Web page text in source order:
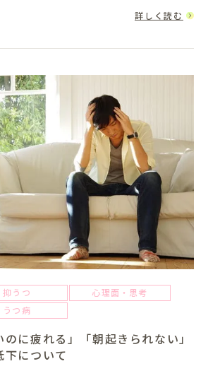
な自分のギャップに疲れる」こうし
詳しく読む
抑うつ
心理面・思考
うつ病
のに疲れる」「朝起きられない」
下について